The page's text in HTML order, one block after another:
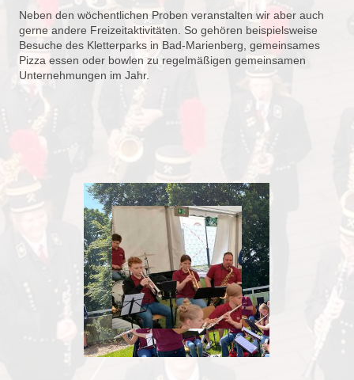
Neben den wöchentlichen Proben veranstalten wir aber auch
gerne andere Freizeitaktivitäten. So gehören beispielsweise
Besuche des Kletterparks in Bad-Marienberg, gemeinsames
Pizza essen oder bowlen zu regelmäßigen gemeinsamen
Unternehmungen im Jahr.